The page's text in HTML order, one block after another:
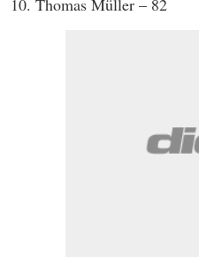
10. Thomas Müller – 82